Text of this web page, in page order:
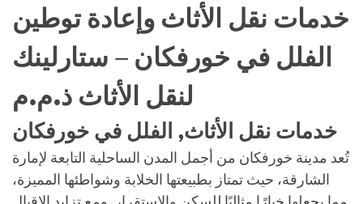
خدمات نقل الأثاث وإعادة توطين
الفلل في خورفكان – ستارلينك
لنقل الأثاث ذ.م.م
خدمات نقل الأثاث, الفلل في خورفكان
تُعد مدينة خورفكان من أجمل المدن الساحلية التابعة لإمارة
الشارقة، حيث تمتاز بطبيعتها الخلابة وشواطئها المميزة،